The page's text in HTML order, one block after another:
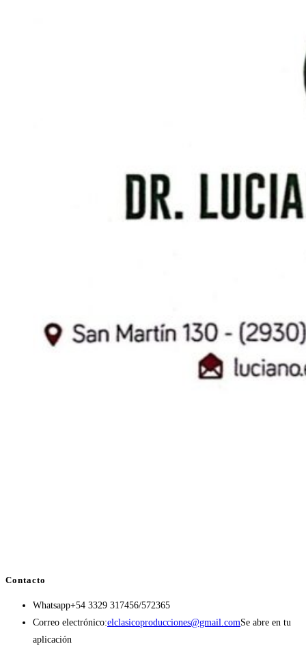
Contacto
Whatsapp+54 3329 317456/572365
Correo electrónico:elclasicoproducciones@gmail.comSe abre en tu
aplicación